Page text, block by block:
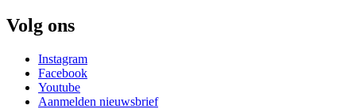
Volg ons
Instagram
Facebook
Youtube
Aanmelden nieuwsbrief